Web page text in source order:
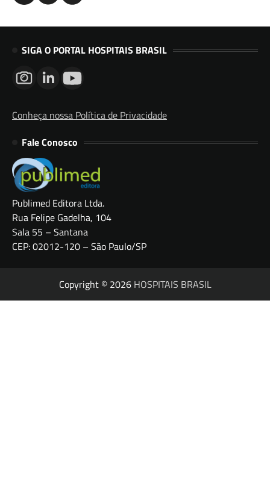
SIGA O PORTAL HOSPITAIS BRASIL
Conheça nossa Política de Privacidade
Fale Conosco
Publimed Editora Ltda.
Rua Felipe Gadelha, 104
Sala 55 – Santana
CEP: 02012-120 – São Paulo/SP
Copyright © 2026 HOSPITAIS BRASIL